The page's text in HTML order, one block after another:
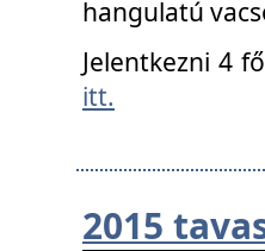
hangulatú
Jelentkezni 4
itt.
2015